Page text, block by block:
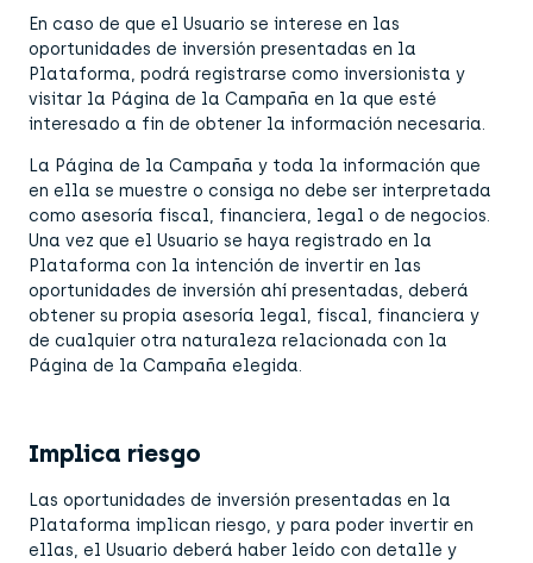
En caso de que el Usuario se interese en las
oportunidades de inversión presentadas en la
Plataforma, podrá registrarse como inversionista y
visitar la Página de la Campaña en la que esté
interesado a fin de obtener la información necesaria.
La Página de la Campaña y toda la información que
en ella se muestre o consiga no debe ser interpretada
como asesoría fiscal, financiera, legal o de negocios.
Una vez que el Usuario se haya registrado en la
Plataforma con la intención de invertir en las
oportunidades de inversión ahí presentadas, deberá
obtener su propia asesoría legal, fiscal, financiera y
de cualquier otra naturaleza relacionada con la
Página de la Campaña elegida.
Implica riesgo
Las oportunidades de inversión presentadas en la
Plataforma implican riesgo, y para poder invertir en
ellas, el Usuario deberá haber leído con detalle y